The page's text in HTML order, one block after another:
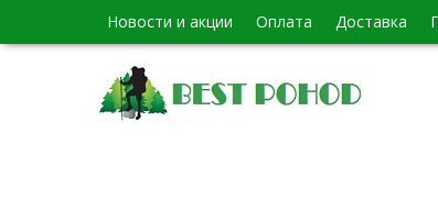
новости и акции оплата доставка